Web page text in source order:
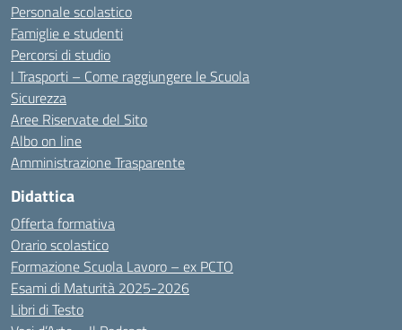
Personale scolastico
Famiglie e studenti
Percorsi di studio
I Trasporti – Come raggiungere le Scuola
Sicurezza
Aree Riservate del Sito
Albo on line
Amministrazione Trasparente
Didattica
Offerta formativa
Orario scolastico
Formazione Scuola Lavoro – ex PCTO
Esami di Maturità 2025-2026
Libri di Testo